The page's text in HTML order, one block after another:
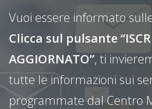
Vuoi essere informato
Clicca sul pulsante
AGGIORNATO”, ti
tutte le informazioni sui
programmate dal Centro